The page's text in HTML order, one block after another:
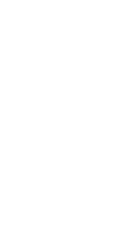
L'été
soleil,